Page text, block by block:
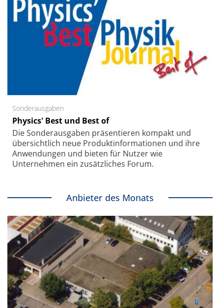
Sonderausgaben
Physics' Best und Best of
Die Sonder­ausgaben präsentieren kompakt und
übersichtlich neue Produkt­informationen und ihre
Anwendungen und bieten für Nutzer wie
Unternehmen ein zusätzliches Forum.
Anbieter des Monats